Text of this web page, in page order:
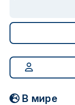
В мире